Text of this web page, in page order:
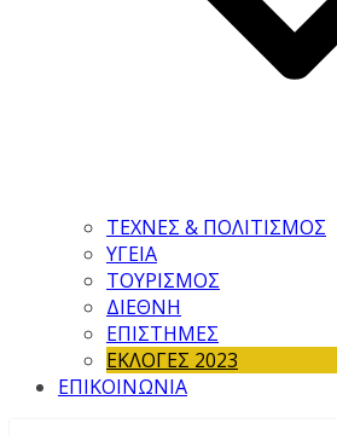
ΤΕΧΝΕΣ & ΠΟΛΙΤΙΣΜΟΣ
ΥΓΕΙΑ
ΤΟΥΡΙΣΜΟΣ
ΔΙΕΘΝΗ
ΕΠΙΣΤΗΜΕΣ
ΕΚΛΟΓΕΣ 2023
ΕΠΙΚΟΙΝΩΝΙΑ